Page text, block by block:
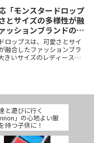
「モンスタードロップ
とサイズの多様性が融
ッションブランドの魅
ロップスは、可愛さとサイ
融合したファッションブラ
きいサイズのレディースに
の通販サイトを通じて、自
ッションを見つけてみてく
と遊びに行く
」の心地よい服
持つ子供に！